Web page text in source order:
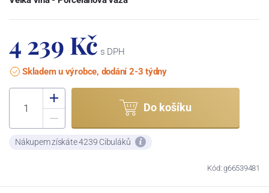
4 239 Kč s DPH
Skladem u výrobce, dodání 2-3 týdny
Do košíku
Nákupem získáte 4239 Cibuláků
Kód: g66539481